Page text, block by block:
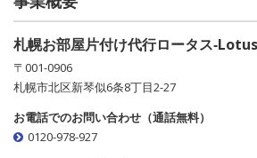
札幌お部屋片付け代行ロータス‐Lotus
〒001-0906
札幌市北区新琴似6条8丁目2-27
お電話でのお問い合わせ（通話無料）
0120-978-927